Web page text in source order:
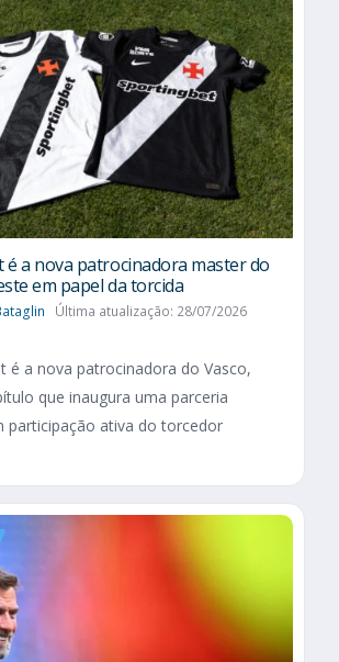
a nova patrocinadora master do
em papel da torcida
Última atualização: 28/07/2026
é a nova patrocinadora do Vasco,
que inaugura uma parceria
participação ativa do torcedor